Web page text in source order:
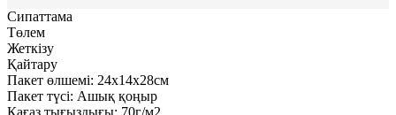
Сипаттама
Төлем
Жеткізу
Қайтару
Пакет өлшемі: 24х14х28см
Пакет түсі: Ашық қоңыр
Қағаз тығыздығы: 70г/м2